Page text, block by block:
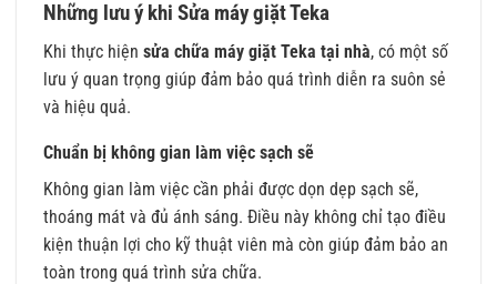
Những lưu ý khi Sửa máy giặt Teka
Khi thực hiện sửa chữa máy giặt Teka tại nhà, có một số
lưu ý quan trọng giúp đảm bảo quá trình diễn ra suôn sẻ
và hiệu quả.
Chuẩn bị không gian làm việc sạch sẽ
Không gian làm việc cần phải được dọn dẹp sạch sẽ,
thoáng mát và đủ ánh sáng. Điều này không chỉ tạo điều
kiện thuận lợi cho kỹ thuật viên mà còn giúp đảm bảo an
toàn trong quá trình sửa chữa.